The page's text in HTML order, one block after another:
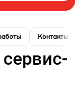
Контакты